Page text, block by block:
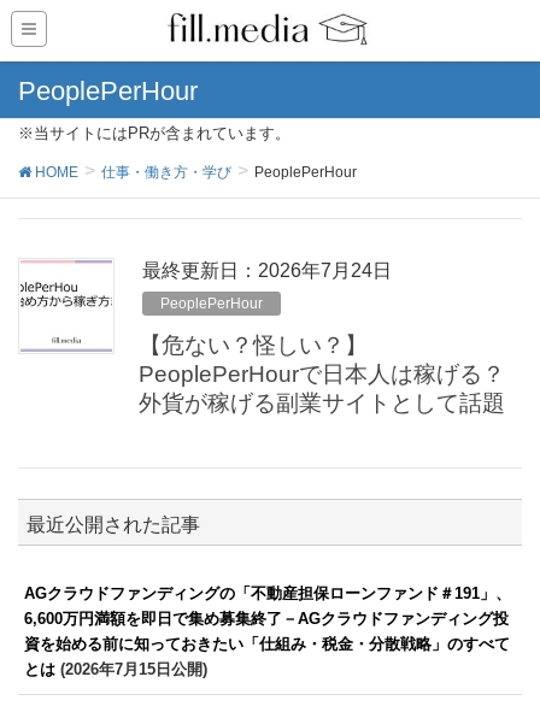
PeoplePerHour
※当サイトにはPRが含まれています。
HOME 仕事・働き方・学び PeoplePerHour
最終更新日：2026年7月24日
PeoplePerHour
【危ない？怪しい？】
PeoplePerHourで日本人は稼げる？
外貨が稼げる副業サイトとして話題
最近公開された記事
AGクラウドファンディングの「不動産担保ローンファンド＃191」、
6,600万円満額を即日で集め募集終了－AGクラウドファンディング投
資を始める前に知っておきたい「仕組み・税金・分散戦略」のすべて
とは (2026年7月15日公開)